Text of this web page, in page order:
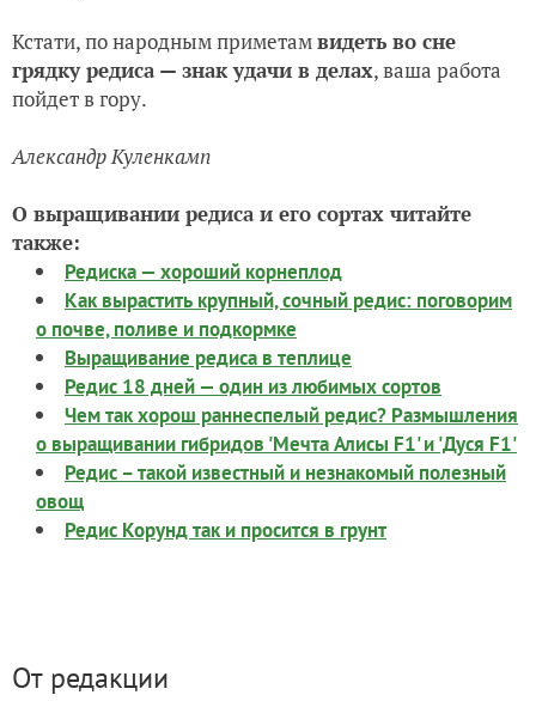
Кстати, по народным приметамвидеть во сне
грядку редиса — знак удачи в делах, ваша работа
пойдет в гору.
Александр Куленкамп
О выращивании редиса и его сортах читайте
также:
Редиска — хороший корнеплод
Как вырастить крупный, сочный редис: поговорим
о почве, поливе и подкормке
Выращивание редиса в теплице
Редис 18 дней — один из любимых сортов
Чем так хорош раннеспелый редис? Размышления
о выращивании гибридов 'Мечта Алисы F1' и 'Дуся F1'
Редис – такой известный и незнакомый полезный
овощ
Редис Корунд так и просится в грунт
От редакции